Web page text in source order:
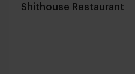
Shithouse Restaurant